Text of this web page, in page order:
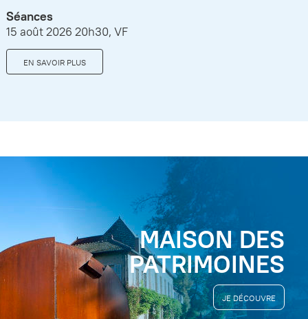
Séances
15 août 2026 20h30, VF
EN SAVOIR PLUS
MAISON DES
PATRIMOINES
JE DÉCOUVRE